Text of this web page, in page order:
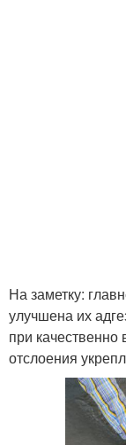
На заметку:
улучшена их
при
отслоения